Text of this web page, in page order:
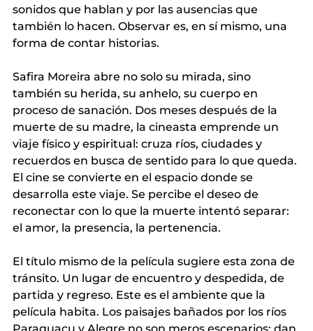
sonidos que hablan y por las ausencias que
también lo hacen. Observar es, en sí mismo, una
forma de contar historias.
Safira Moreira abre no solo su mirada, sino
también su herida, su anhelo, su cuerpo en
proceso de sanación. Dos meses después de la
muerte de su madre, la cineasta emprende un
viaje físico y espiritual: cruza ríos, ciudades y
recuerdos en busca de sentido para lo que queda.
El cine se convierte en el espacio donde se
desarrolla este viaje. Se percibe el deseo de
reconectar con lo que la muerte intentó separar:
el amor, la presencia, la pertenencia.
El título mismo de la película sugiere esta zona de
tránsito. Un lugar de encuentro y despedida, de
partida y regreso. Este es el ambiente que la
película habita. Los paisajes bañados por los ríos
Paraguaçu y Alegre no son meros escenarios; dan